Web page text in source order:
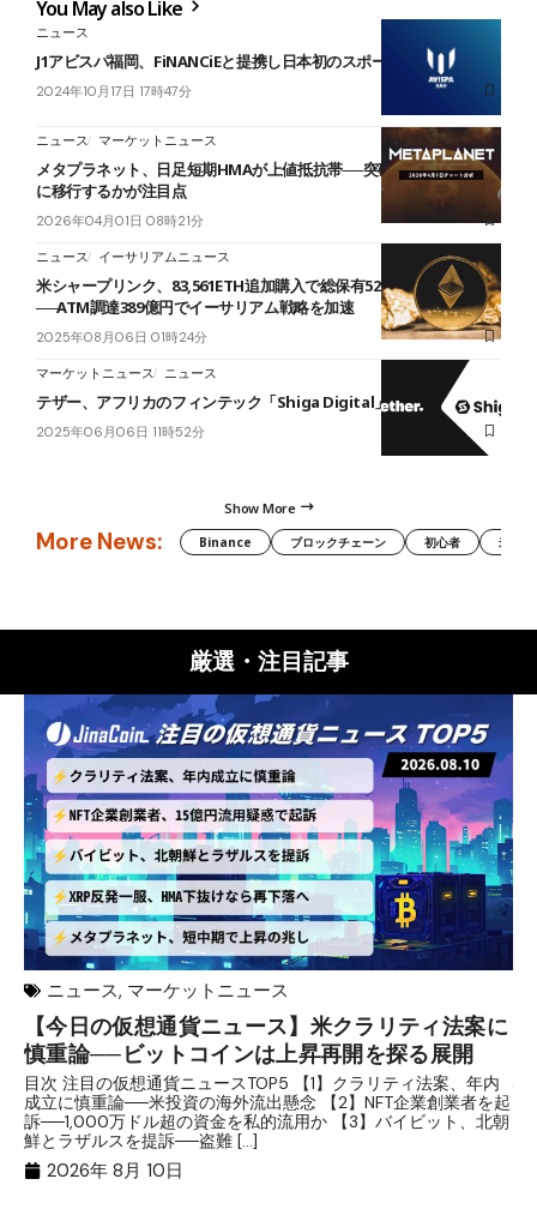
You May also Like
ニュース
J1アビスパ福岡、FiNANCiEと提携し日本初のスポーツDAO開始
2024年10月17日 17時47分
ニュース マーケットニュース
メタプラネット、日足短期HMAが上値抵抗帯──突破で一段上の展開
に移行するかが注目点
2026年04月01日 08時21分
ニュース イーサリアムニュース
米シャープリンク、83,561ETH追加購入で総保有52万ETH超に
──ATM調達389億円でイーサリアム戦略を加速
2025年08月06日 01時24分
マーケットニュース ニュース
テザー、アフリカのフィンテック「Shiga Digital」に戦略的投資
2025年06月06日 11時52分
Show More
More News: Binance ブロックチェーン 初心者 米国
厳選・注目記事
ニュース, マーケットニュース
【今日の仮想通貨ニュース】米クラリティ法案に
慎重論──ビットコインは上昇再開を探る展開
目次 注目の仮想通貨ニュースTOP5 【1】クラリティ法案、年内
成立に慎重論──米投資の海外流出懸念 【2】NFT企業創業者を起
訴──1,000万ドル超の資金を私的流用か 【3】バイビット、北朝
鮮とラザルスを提訴──盗難 […]
2026年 8月 10日